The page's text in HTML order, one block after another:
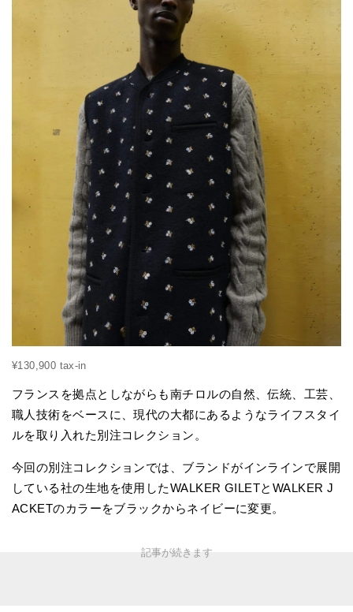
¥130,900 tax-in
フランスを拠点としながらも南チロルの自然、伝統、工芸、
職人技術をベースに、現代の大都にあるようなライフスタイ
ルを取り入れた別注コレクション。
今回の別注コレクションでは、ブランドがインラインで展開
している社の生地を使用したWALKER GILETとWALKER J
ACKETのカラーをブラックからネイビーに変更。